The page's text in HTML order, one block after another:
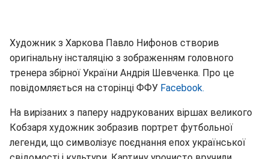
Художник з Харкова Павло Нифонов створив
оригінальну інсталяцію з зображенням головного
тренера збірної України Андрія Шевченка. Про це
повідомляється на сторінці ФФУ Facebook.
На вирізаних з паперу надрукованих віршах великого
Кобзаря художник зобразив портрет футбольної
легенди, що символізує поєднання епох української